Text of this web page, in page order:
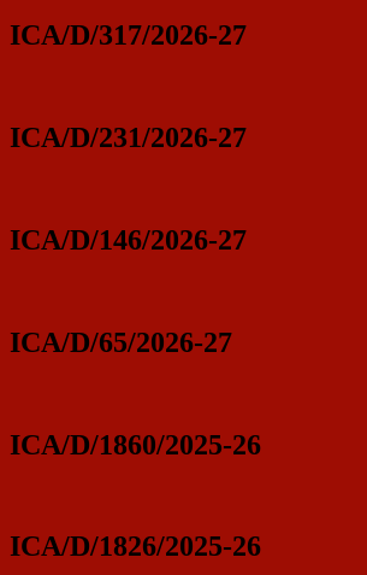
ICA/D/317/2026-27
ICA/D/231/2026-27
ICA/D/146/2026-27
ICA/D/65/2026-27
ICA/D/1860/2025-26
ICA/D/1826/2025-26